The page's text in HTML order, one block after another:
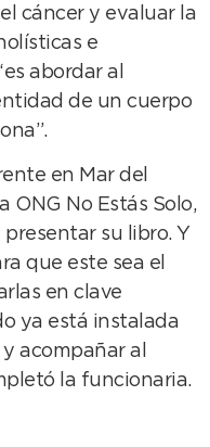
cáncer y evaluar la
e
abordar al
de un cuerpo
en Mar del
ONG No Estás Solo,
su libro. Y
que este sea el
en clave
ya está instalada
acompañar al
la funcionaria.